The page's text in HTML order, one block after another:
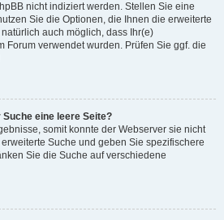
nicht indiziert werden. Stellen Sie eine
Sie die Optionen, die Ihnen die erweiterte
auch möglich, dass Ihr(e)
Forum verwendet wurden. Prüfen Sie ggf. die
eine leere Seite?
somit konnte der Webserver sie nicht
Suche und geben Sie spezifischere
Sie die Suche auf verschiedene